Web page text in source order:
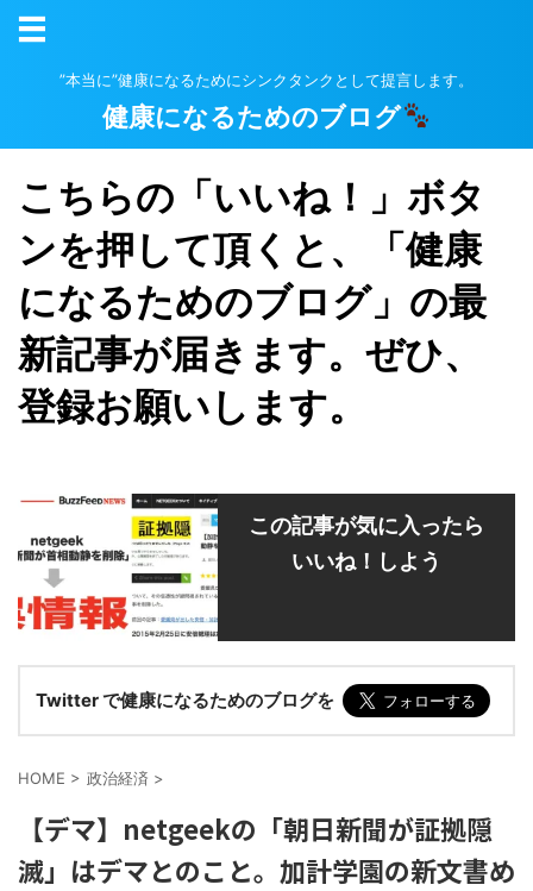
”本当に”健康になるためにシンクタンクとして提言します。
健康になるためのブログ
こちらの「いいね！」ボタ
ンを押して頂くと、「健康
になるためのブログ」の最
新記事が届きます。ぜひ、
登録お願いします。
この記事が気に入ったら
いいね！しよう
Twitter で健康になるためのブログを
HOME > 政治経済 >
【デマ】netgeekの「朝日新聞が証拠隠
滅」はデマとのこと。加計学園の新文書め